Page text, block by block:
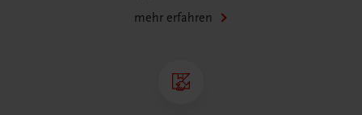
mehr erfahren